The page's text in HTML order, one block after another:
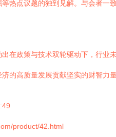
热点议题的独到见解。与会者一
政策与技术双轮驱动下，行业
的高质量发展贡献坚实的财智力量
product/42.html